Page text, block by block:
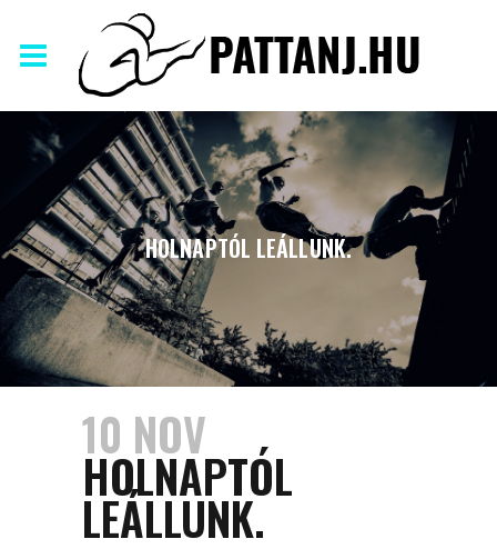
HOLNAPTÓL LEÁLLUNK.
10 NOV
HOLNAPTÓL
LEÁLLUNK.